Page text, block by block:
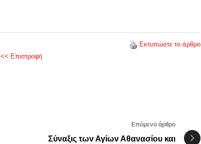
Εκτυπώστε το άρθρο
<< Επιστροφή
Επόμενο άρθρο
Σύναξις των Αγίων Αθανασίου και